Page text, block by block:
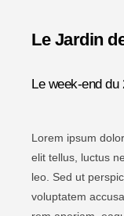
Le Jardin
Le week-end du
Lorem ipsum
elit tellus, luctus
leo. Sed ut
voluptatem